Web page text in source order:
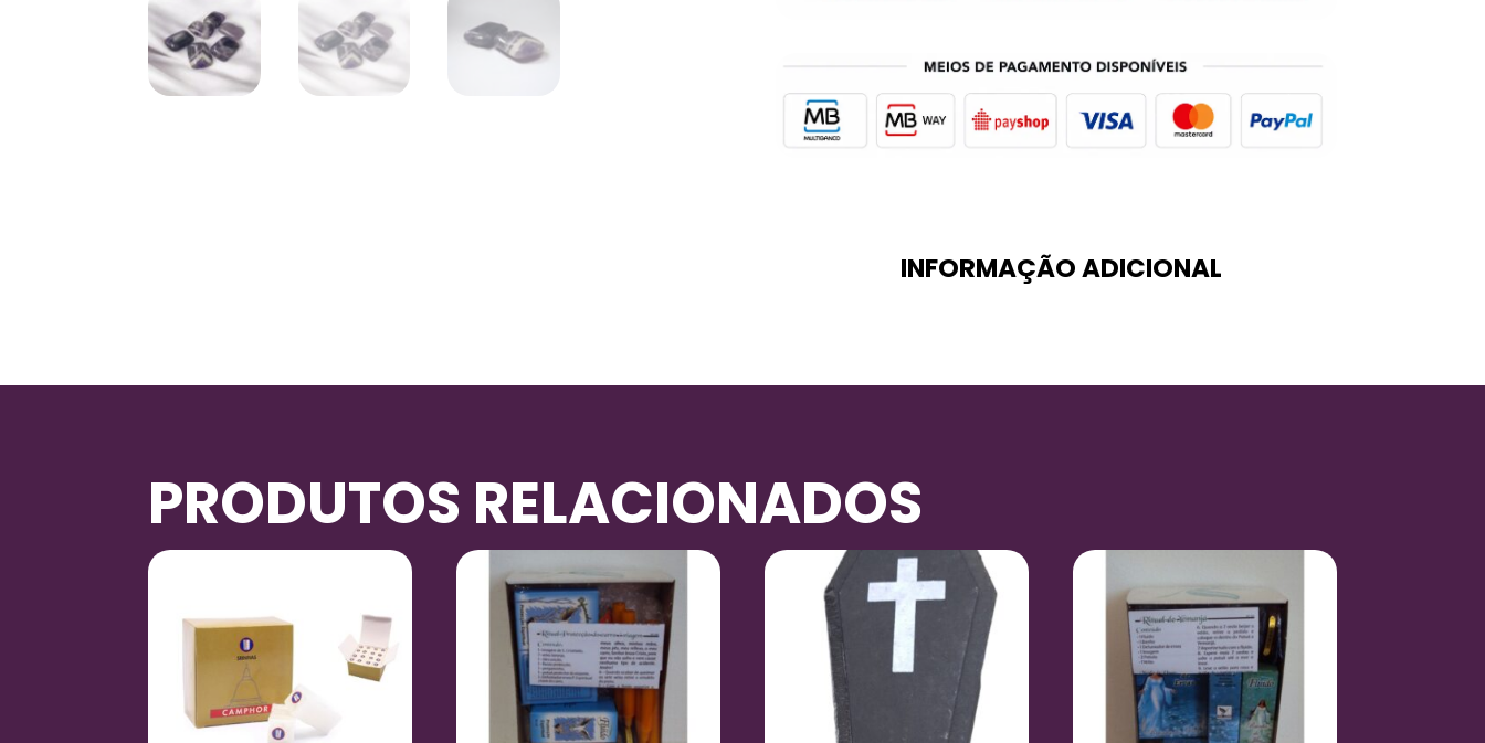
INFORMAÇÃO ADICIONAL
PRODUTOS RELACIONADOS